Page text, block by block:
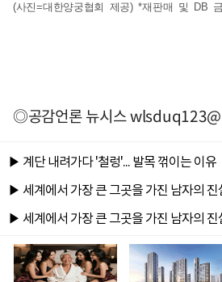
(사진=대한양궁협회 제공) *재판매 및 DB
◎공감언론 뉴시스